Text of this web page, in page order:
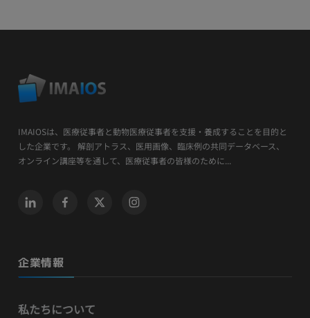
IMAIOSは、医療従事者と動物医療従事者を支援・養成することを目的と
した企業です。 解剖アトラス、医用画像、臨床例の共同データベース、
オンライン講座等を通して、医療従事者の皆様のために...
企業情報
私たちについて